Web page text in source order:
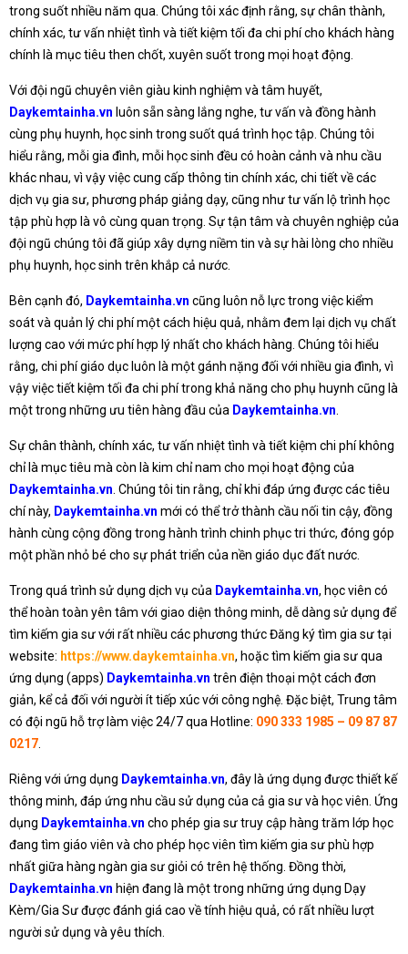
trong suốt nhiều năm qua. Chúng tôi xác định rằng, sự chân thành,
chính xác, tư vấn nhiệt tình và tiết kiệm tối đa chi phí cho khách hàng
chính là mục tiêu then chốt, xuyên suốt trong mọi hoạt động.
Với đội ngũ chuyên viên giàu kinh nghiệm và tâm huyết,
Daykemtainha.vn luôn sẵn sàng lắng nghe, tư vấn và đồng hành
cùng phụ huynh, học sinh trong suốt quá trình học tập. Chúng tôi
hiểu rằng, mỗi gia đình, mỗi học sinh đều có hoàn cảnh và nhu cầu
khác nhau, vì vậy việc cung cấp thông tin chính xác, chi tiết về các
dịch vụ gia sư, phương pháp giảng dạy, cũng như tư vấn lộ trình học
tập phù hợp là vô cùng quan trọng. Sự tận tâm và chuyên nghiệp của
đội ngũ chúng tôi đã giúp xây dựng niềm tin và sự hài lòng cho nhiều
phụ huynh, học sinh trên khắp cả nước.
Bên cạnh đó, Daykemtainha.vn cũng luôn nỗ lực trong việc kiểm
soát và quản lý chi phí một cách hiệu quả, nhằm đem lại dịch vụ chất
lượng cao với mức phí hợp lý nhất cho khách hàng. Chúng tôi hiểu
rằng, chi phí giáo dục luôn là một gánh nặng đối với nhiều gia đình, vì
vậy việc tiết kiệm tối đa chi phí trong khả năng cho phụ huynh cũng là
một trong những ưu tiên hàng đầu của Daykemtainha.vn
Sự chân thành, chính xác, tư vấn nhiệt tình và tiết kiệm chi phí không
chỉ là mục tiêu mà còn là kim chỉ nam cho mọi hoạt động của
Daykemtainha.vn . Chúng tôi tin rằng, chỉ khi đáp ứng được các tiêu
chí này, Daykemtainha.vn mới có thể trở thành cầu nối tin cậy, đồng
hành cùng cộng đồng trong hành trình chinh phục tri thức, đóng góp
một phần nhỏ bé cho sự phát triển của nền giáo dục đất nước.
Trong quá trình sử dụng dịch vụ của Daykemtainha.vn, học viên có
thể hoàn toàn yên tâm với giao diện thông minh, dễ dàng sử dụng để
tìm kiếm gia sư với rất nhiều các phương thức Đăng ký tìm gia sư tại
website: https://www.daykemtainha.vn, hoặc tìm kiếm gia sư qua
ứng dụng (apps) Daykemtainha.vn trên điện thoại một cách đơn
giản, kể cả đối với người ít tiếp xúc với công nghệ. Đặc biệt, Trung tâm
có đội ngũ hỗ trợ làm việc 24/7 qua Hotline: 090 333 1985 – 09 87 87
0217
Riêng với ứng dụng Daykemtainha.vn, đây là ứng dụng được thiết kế
thông minh, đáp ứng nhu cầu sử dụng của cả gia sư và học viên. Ứng
dụng Daykemtainha.vn cho phép gia sư truy cập hàng trăm lớp học
đang tìm giáo viên và cho phép học viên tìm kiếm gia sư phù hợp
nhất giữa hàng ngàn gia sư giỏi có trên hệ thống. Đồng thời,
Daykemtainha.vn hiện đang là một trong những ứng dụng Dạy
Kèm/Gia Sư được đánh giá cao về tính hiệu quả, có rất nhiều lượt
người sử dụng và yêu thích.